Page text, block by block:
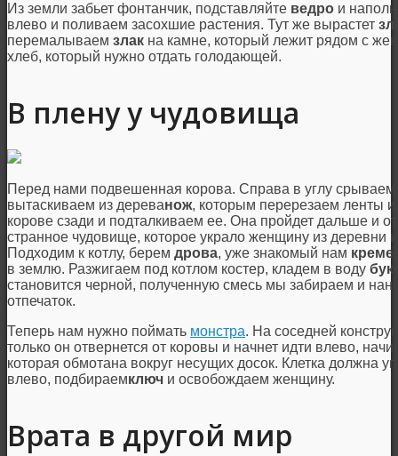
Из земли забьет фонтанчик, подставляйте ведро и
влево и поливаем засохшие растения. Тут же вырастет
перемалываем злак на камне, который лежит рядом с
хлеб, который нужно отдать голодающей.
В плену у чудовища
Перед нами подвешенная корова. Справа в углу срываем
вытаскиваем из дереванож, которым перерезаем ленты
корове сзади и подталкиваем ее. Она пройдет дальше и
странное чудовище, которое украло женщину из деревни и
Подходим к котлу, берем дрова, уже знакомый нам
в землю. Разжигаем под котлом костер, кладем в воду
становится черной, полученную смесь мы забираем и
отпечаток.
Теперь нам нужно поймать монстра. На соседней
только он отвернется от коровы и начнет идти влево,
которая обмотана вокруг несущих досок. Клетка должна
влево, подбираемключ и освобождаем женщину.
Врата в другой мир